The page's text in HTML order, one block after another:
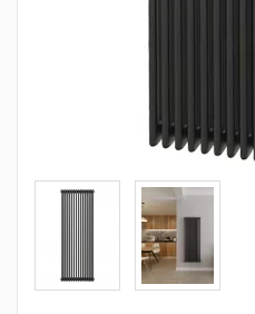
Стабілізатори, акумулятори,